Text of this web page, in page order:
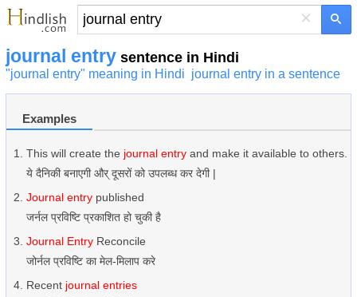
×
journal entry sentence in Hindi
"journal entry" meaning in Hindi journal entry in a sentence
Examples
This will create the journal entry and make it available to others.
ये दैनिकी बनाएगी और् दूसरों को उपलब्ध कर देगी |
Journal entry published
जर्नल प्रविष्टि प्रकाशित हो चुकी है
Journal Entry Reconcile
जोर्नल प्रविष्टि का मेल-मिलाप करे
Recent journal entries